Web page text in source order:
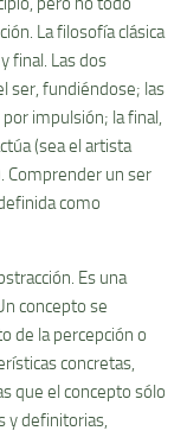
La filosofí­a clásica
final. Las dos
ser, fundiéndose; las
impulsión; la final,
(sea el artista
Comprender un ser
como
Es una
concepto se
de la percepción o
concretas,
que el concepto sólo
y definitorias,